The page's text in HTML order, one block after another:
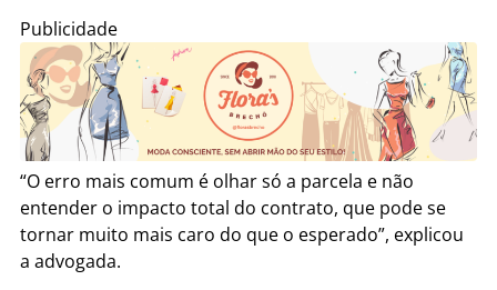
Publicidade
“O erro mais comum é olhar só a parcela e não
entender o impacto total do contrato, que pode se
tornar muito mais caro do que o esperado”, explicou
a advogada.